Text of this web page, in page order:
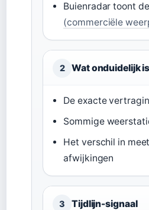
Buienradar toont
(commerciële
2 Wat onduidelijk is
De exacte
Sommige
Het verschil in
afwijkingen
3 Tijdlijn-signaal